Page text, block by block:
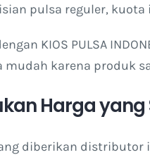
pulsa reguler,
KIOS PULSA
mudah karena produk
Harga yang
diberikan distributor